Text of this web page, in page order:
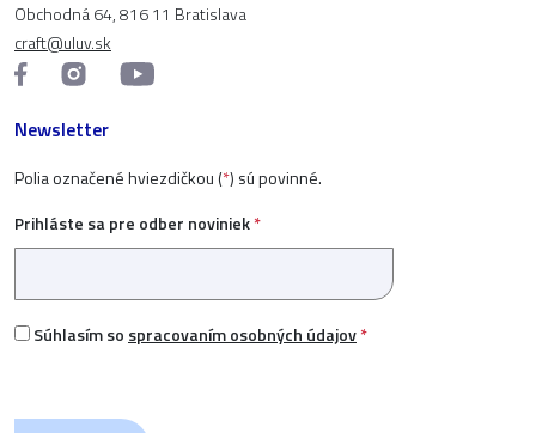
Obchodná 64, 816 11 Bratislava
craft@uluv.sk
Newsletter
Polia označené hviezdičkou (*) sú povinné.
Prihláste sa pre odber noviniek*
Súhlasím so spracovaním osobných údajov*